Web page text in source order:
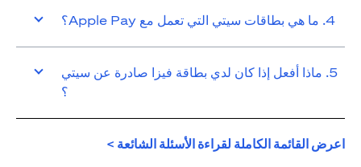
4. ما هي بطاقات سيتي التي تعمل مع Apple Pay؟
5. ماذا أفعل إذا كان لدي بطاقة فيزا صادرة عن سيتي
؟
اعرض القائمة الكاملة لقراءة الأسئلة الشائعة >